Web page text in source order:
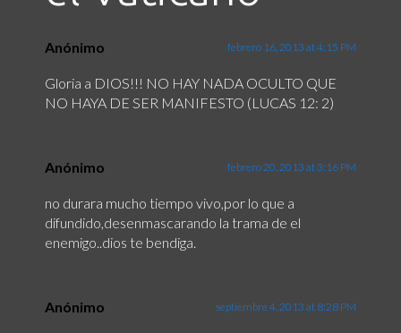
Anónimo febrero 16, 2013 at 4:15 PM
Gloria a DIOS!!! NO HAY NADA OCULTO QUE
NO HAYA DE SER MANIFESTO (LUCAS 12: 2)
Anónimo febrero 20, 2013 at 3:16 PM
no durara mucho tiempo vivo,por lo que a
difundido,desenmascarando la trama de el
enemigo..dios te bendiga.
Anónimo septiembre 4, 2013 at 8:28 PM